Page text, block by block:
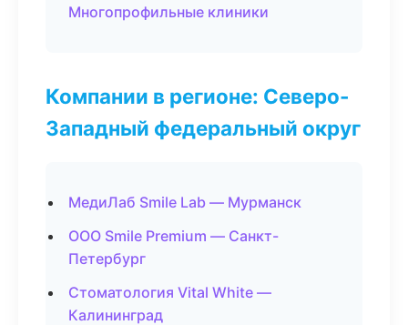
Многопрофильные клиники
Компании в регионе: Северо-
Западный федеральный округ
МедиЛаб Smile Lab — Мурманск
ООО Smile Premium — Санкт-
Петербург
Стоматология Vital White —
Калининград